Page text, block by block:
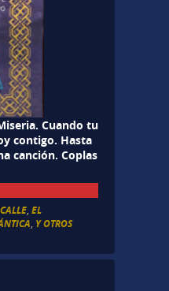
Cuando tu
contigo. Hasta
canción. Coplas
,EL
Y OTROS